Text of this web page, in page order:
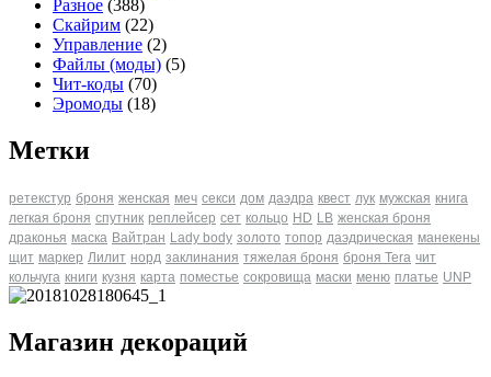
Разное (388)
Скайрим (22)
Управление (2)
Файлы (моды) (5)
Чит-коды (70)
Эромоды (18)
Метки
ретекстур броня женская меч секси дом даэдра квест лук мужская книга
легкая броня спутник реплейсер сет кольцо HD LB женская броня
драконья маска Вайтран Lady body золото топор даэдрическая манекены
щит маркер Лилит норд заклинания тяжелая броня броня Tera чит
кольчуга книги кузня карта поместье сокровища маски меню платье UNP
Магазин декораций